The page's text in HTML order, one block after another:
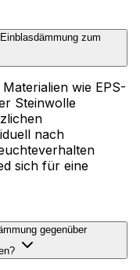
zum
wie EPS-
Steinwolle
nach
sich für eine
gegenüber